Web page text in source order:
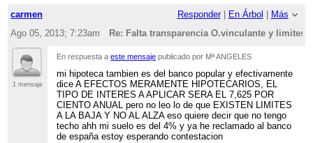
carmen Responder| En Árbol | Más
Ago 05, 2013; 7:23am
Re: Falta transparencia O.vinculante y limites
1 mensaje
En respuesta aeste mensaje publicado por Mª ANGELES
mi hipoteca tambien es del banco popular y efectivamente
dice A EFECTOS MERAMENTE HIPOTECARIOS, EL
TIPO DE INTERES A APLICAR SERA EL 7,625 POR
CIENTO ANUAL pero no leo lo de que EXISTEN LIMITES
A LA BAJA Y NO AL ALZA eso quiere decir que no tengo
techo ahh mi suelo es del 4% y ya he reclamado al banco
de españa estoy esperando contestacion